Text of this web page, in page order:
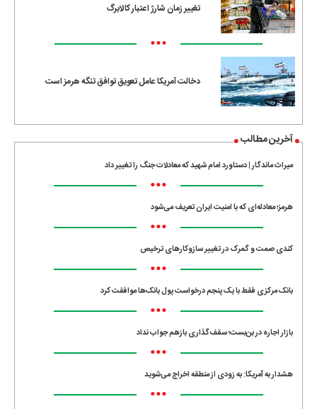
تغییر زمان شارژ اعتبار کالابرگ
•••
دخالت آمریکا عامل تعویق توافق تنگه هرمز است
آخرین مطالب
میراث ماندگار | دستاورد امام شهید که معادلات جنگ را تغییر داد
•••
هرمز؛ معادله‌ای که با امنیت ایران تعریف می‌شود
•••
کندی صمت و گمرک در تغییر سازوکارهای ترخیص
•••
بانک مرکزی فقط با یک‌ پنجم درخواست پول بانک‌ها موافقت کرد
•••
بازار اجاره در بن‌بست؛ سقف‌گذاری بازهم جواب نداد
•••
هشدار به آمریکا: به زودی از منطقه اخراج می‌شوید
•••